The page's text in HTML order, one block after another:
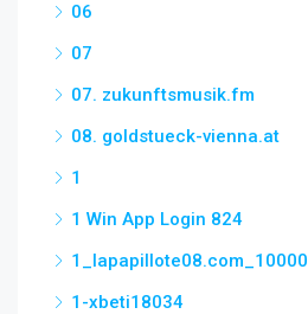
06
07
07. zukunftsmusik.fm
08. goldstueck-vienna.at
1
1 Win App Login 824
1_lapapillote08.com_10000
1-xbeti18034